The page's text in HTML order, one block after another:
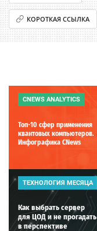
КОРОТКАЯ ССЫЛКА
CNEWS ANALYTICS
Топ-10 сфер применения
квантовых компьютеров.
Инфографика CNews
ТЕХНОЛОГИЯ МЕСЯЦА
Как выбрать сервер
для ЦОД и не прогадать
в перспективе